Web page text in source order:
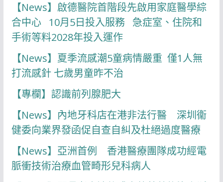
【News】啟德醫院首階段先啟用家庭醫學綜
合中心 10月5日投入服務 急症室、住院和
手術等料2028年投入運作
【News】夏季流感潮5童病情嚴重 僅1人無
打流感針 七歲男童昨不治
【專欄】認識前列腺肥大
【News】內地牙科店在港非法行醫 深圳衞
健委向業界發函促自查自糾及杜絕過度醫療
【News】亞洲首例 香港醫療團隊成功經電
脈衝技術治療血管畸形兒科病人